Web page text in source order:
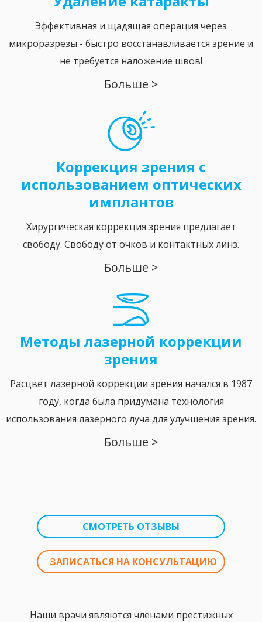
Эффективная и щадящая операция через
микроразрезы - быстро восстанавливается зрение и
не требуется наложение швов!
Больше >
Коррекция зрения с
использованием оптических
имплантов
Хирургическая коррекция зрения предлагает
свободу. Свободу от очков и контактных линз.
Больше >
Методы лазерной коррекции
зрения
Расцвет лазерной коррекции зрения начался в 1987
году, когда была придумана технология
использования лазерного луча для улучшения зрения.
Больше >
СМОТРЕТЬ ОТЗЫВЫ
ЗАПИСАТЬСЯ НА КОНСУЛЬТАЦИЮ
Наши врачи являются членами престижных